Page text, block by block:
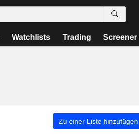
Watchlists Trading Screener
Zu einer Liste hinzufügen